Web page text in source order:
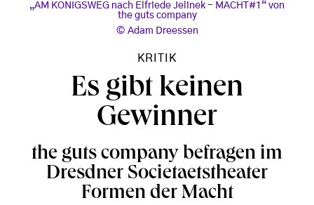
„AM KÖNIGSWEG nach Elfriede Jelinek - MACHT#1“ von
the guts company
Adam Dreessen
KRITIK
Es gibt keinen
Gewinner
the guts company befragen im
Dresdner Societaetstheater
Formen der Macht